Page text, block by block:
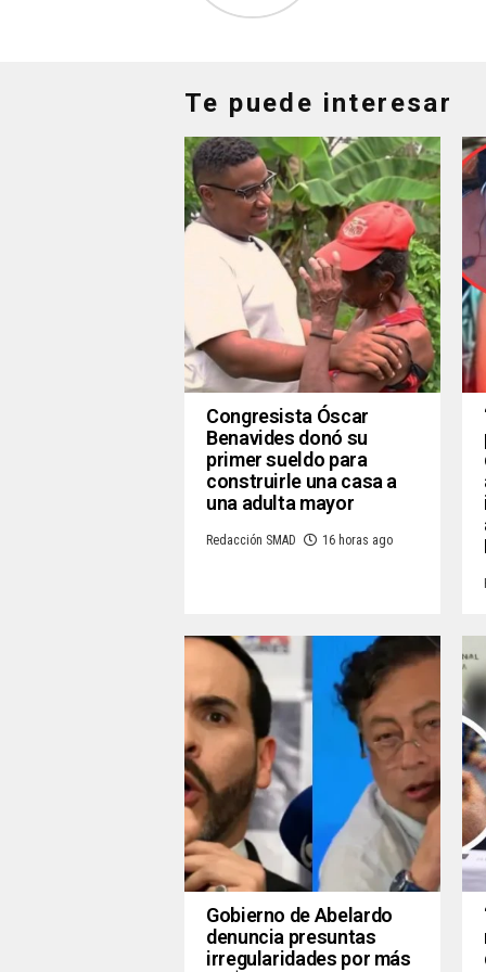
Te puede interesar
Congresista Óscar
Benavides donó su
primer sueldo para
construirle una casa a
una adulta mayor
Redacción SMAD 16 horas ago
Gobierno de Abelardo
denuncia presuntas
irregularidades por más